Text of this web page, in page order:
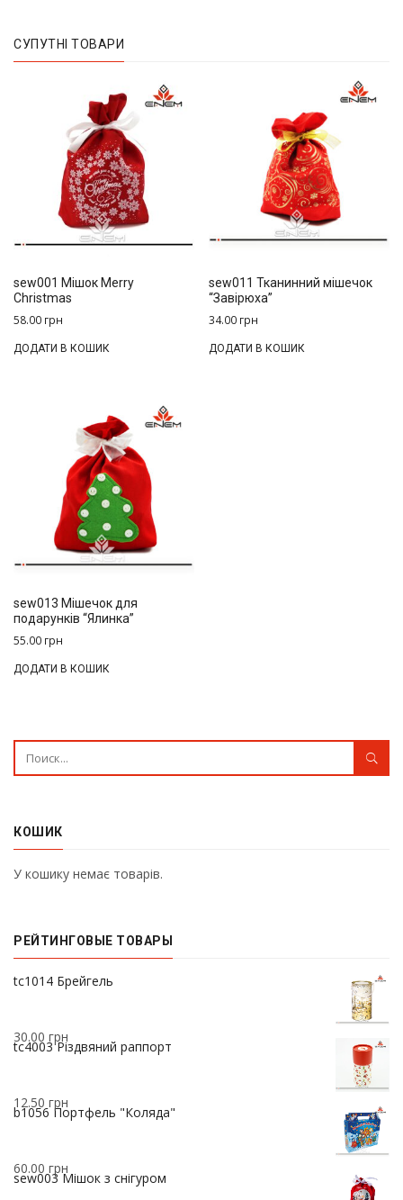
СУПУТНІ ТОВАРИ
sew001 Мішок Merry
Christmas
58.00 грн
ДОДАТИ В КОШИК
sew011 Тканинний мішечок
“Завірюха”
34.00 грн
ДОДАТИ В КОШИК
sew013 Мішечок для
подарунків “Ялинка”
55.00 грн
ДОДАТИ В КОШИК
КОШИК
У кошику немає товарів.
РЕЙТИНГОВЫЕ ТОВАРЫ
tc1014 Брейгель
37.00грн
tc4003 Різдвяний раппорт
30.00 грн
b1056 Портфель "Коляда"
12.50 грн
sew003 Мішок з снігуром
60.00 грн